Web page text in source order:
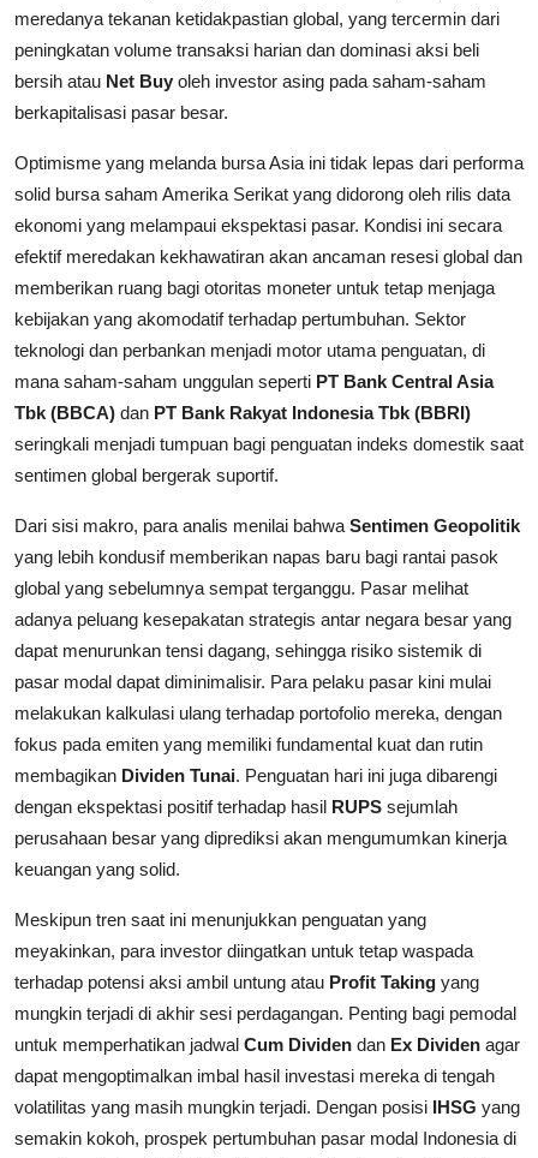
meredanya tekanan ketidakpastian global, yang tercermin dari
peningkatan volume transaksi harian dan dominasi aksi beli
bersih atau Net Buy oleh investor asing pada saham-saham
berkapitalisasi pasar besar.
Optimisme yang melanda bursa Asia ini tidak lepas dari performa
solid bursa saham Amerika Serikat yang didorong oleh rilis data
ekonomi yang melampaui ekspektasi pasar. Kondisi ini secara
efektif meredakan kekhawatiran akan ancaman resesi global dan
memberikan ruang bagi otoritas moneter untuk tetap menjaga
kebijakan yang akomodatif terhadap pertumbuhan. Sektor
teknologi dan perbankan menjadi motor utama penguatan, di
mana saham-saham unggulan seperti PT Bank Central Asia
Tbk (BBCA) dan PT Bank Rakyat Indonesia Tbk (BBRI)
seringkali menjadi tumpuan bagi penguatan indeks domestik saat
sentimen global bergerak suportif.
Dari sisi makro, para analis menilai bahwa Sentimen Geopolitik
yang lebih kondusif memberikan napas baru bagi rantai pasok
global yang sebelumnya sempat terganggu. Pasar melihat
adanya peluang kesepakatan strategis antar negara besar yang
dapat menurunkan tensi dagang, sehingga risiko sistemik di
pasar modal dapat diminimalisir. Para pelaku pasar kini mulai
melakukan kalkulasi ulang terhadap portofolio mereka, dengan
fokus pada emiten yang memiliki fundamental kuat dan rutin
membagikan Dividen Tunai. Penguatan hari ini juga dibarengi
dengan ekspektasi positif terhadap hasil RUPS sejumlah
perusahaan besar yang diprediksi akan mengumumkan kinerja
keuangan yang solid.
Meskipun tren saat ini menunjukkan penguatan yang
meyakinkan, para investor diingatkan untuk tetap waspada
terhadap potensi aksi ambil untung atau Profit Taking yang
mungkin terjadi di akhir sesi perdagangan. Penting bagi pemodal
untuk memperhatikan jadwal Cum Dividen dan Ex Dividen agar
dapat mengoptimalkan imbal hasil investasi mereka di tengah
volatilitas yang masih mungkin terjadi. Dengan posisi IHSG yang
semakin kokoh, prospek pertumbuhan pasar modal Indonesia di